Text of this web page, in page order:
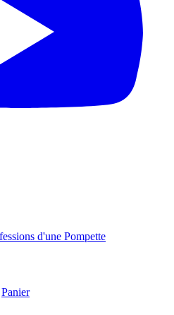
d'une Pompette
Panier